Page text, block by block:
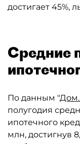
достигает 45%,
Средние
По данным "
полугодия
ипотечного
млн, достигнув